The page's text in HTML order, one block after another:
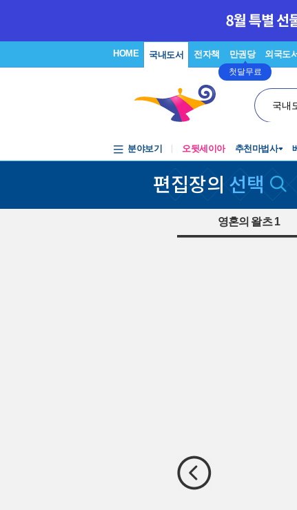
HOME 국내도서 전자책 만권당
첫달무료
외국도서
국내
분야보기 오뒷세이아 추천마법사
편집장의 선택
영혼의 왈츠 1